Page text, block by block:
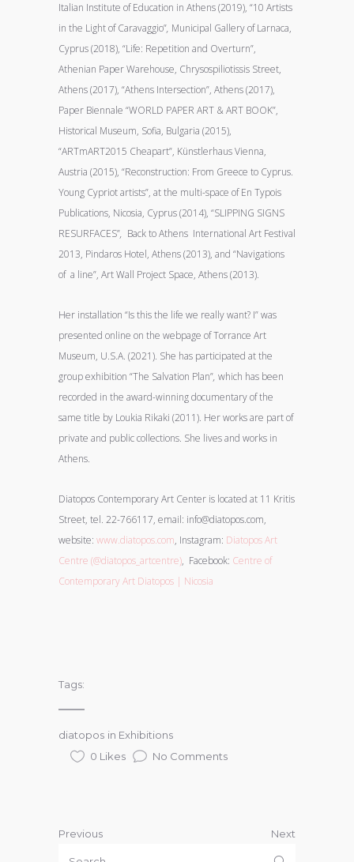
Italian Institute of Education in Athens (2019), “10 Artists
in the Light of Caravaggio”, Municipal Gallery of Larnaca,
Cyprus (2018), “Life: Repetition and Overturn”,
Athenian Paper Warehouse, Chrysospiliotissis Street,
Athens (2017), “Athens Intersection”, Athens (2017),
Paper Biennale “WORLD PAPER ART & ART BOOK”,
Historical Museum, Sofia, Bulgaria (2015),
“ARTmART2015 Cheapart”, Künstlerhaus Vienna,
Austria (2015), “Reconstruction: From Greece to Cyprus.
Young Cypriot artists”, at the multi-space of En Typois
Publications, Nicosia, Cyprus (2014), “SLIPPING SIGNS
RESURFACES”, Back to Athens International Art Festival
2013, Pindaros Hotel, Athens (2013), and “Navigations
of a line”, Art Wall Project Space, Athens (2013).
Her installation “Is this the life we really want? Ι” was
presented online on the webpage of Torrance Art
Museum, U.S.A. (2021). She has participated at the
group exhibition “The Salvation Plan”, which has been
recorded in the award-winning documentary of the
same title by Loukia Rikaki (2011). Her works are part of
private and public collections. She lives and works in
Athens.
Diatopos Contemporary Art Center is located at 11 Kritis
Street, tel. 22-766117, email: info@diatopos.com,
website: www.diatopos.com, Instagram: Diatopos Art
Centre (@diatopos_artcentre), Facebook: Centre of
Contemporary Art Diatopos | Nicosia
Tags:
diatopos in Exhibitions
0 Likes
No Comments
Previous Next